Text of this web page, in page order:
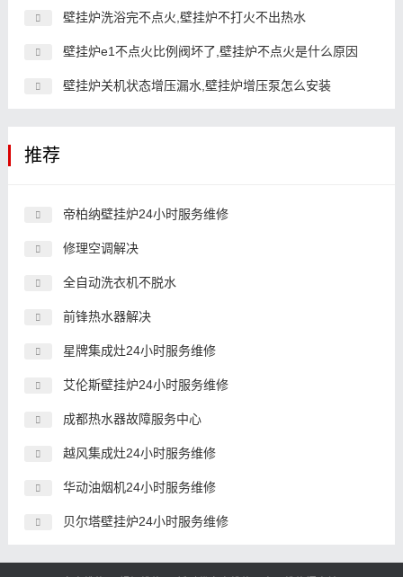
壁挂炉洗浴完不点火,壁挂炉不打火不出热水
壁挂炉e1不点火比例阀坏了,壁挂炉不点火是什么原因
壁挂炉关机状态增压漏水,壁挂炉增压泵怎么安装
推荐
帝柏纳壁挂炉24小时服务维修
修理空调解决
全自动洗衣机不脱水
前锋热水器解决
星牌集成灶24小时服务维修
艾伦斯壁挂炉24小时服务维修
成都热水器故障服务中心
越风集成灶24小时服务维修
华动油烟机24小时服务维修
贝尔塔壁挂炉24小时服务维修